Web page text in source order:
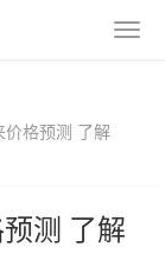
价格预测 了解
测 了解